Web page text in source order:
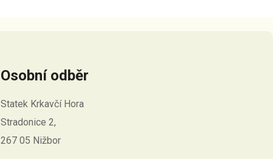
Osobní odběr
Statek Krkavčí Hora
Stradonice 2,
267 05 Nižbor